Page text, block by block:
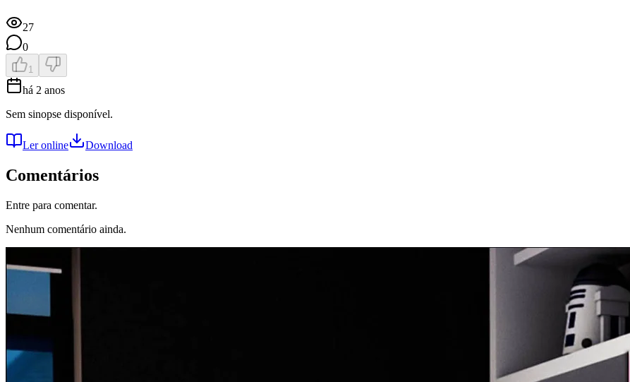
27
0
1
há 2 anos
Sem sinopse disponível.
Ler online Download
Comentários
Entre para comentar.
Nenhum comentário ainda.